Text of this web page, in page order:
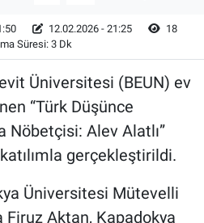
12.02.2026 - 21:25
18
Süresi: 3 Dk
Üniversitesi (BEUN) ev
“Türk Düşünce
Nöbetçisi: Alev Alatlı”
gerçekleştirildi.
Üniversitesi Mütevelli
Firuz Aktan, Kapadokya